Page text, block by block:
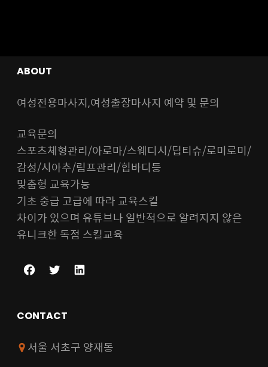
ABOUT
여성전용마사지,여성출장마사지 예약 및 문의
교육문의
스포츠체형관리/아로마/스웨디시/딥티슈/로미로미/
감성/시아추/림프관리/힙바디등
맞춤형 교육가능
기초 중급 고급에 따라 교육스킬
차이가 있으며 유튜브나 일반적으로 알려지지 않은
유니크한 독점 스킬교육
F
c
b
T
i
L
e
CONTACT
서울 서초구 양재동